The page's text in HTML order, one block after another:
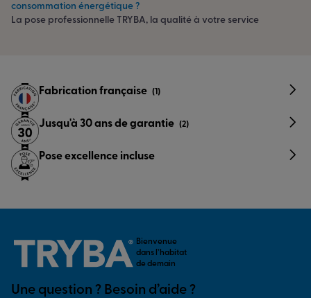
consommation énergétique ?
La pose professionnelle TRYBA, la qualité à votre service
Fabrication française (1)
Jusqu'à 30 ans de garantie (2)
Pose excellence incluse
Bienvenue
dans l’habitat
de demain
Une question ? Besoin d’aide ?